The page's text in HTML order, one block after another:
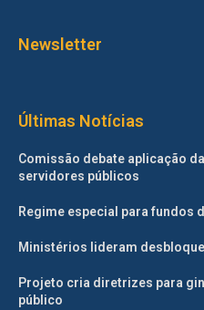
Newsletter
Últimas Notícias
Comissão debate aplicação
servidores públicos
Regime especial para fundos
Ministérios lideram
Projeto cria diretrizes para
público